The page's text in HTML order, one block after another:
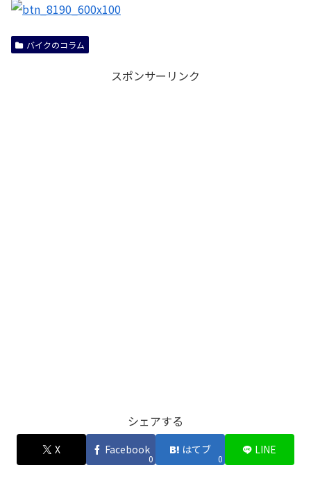
バイクのコラム
スポンサーリンク
シェアする
X Facebook
0
はてブ
0
LINE